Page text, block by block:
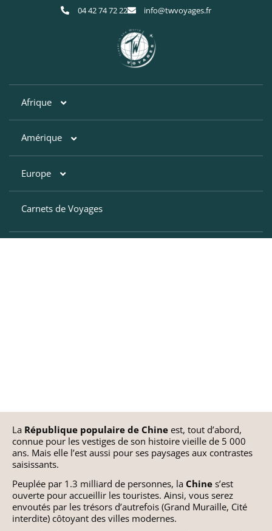
04 42 74 72 22 info@twvoyages.fr
Afrique
Afrique du Sud
Botswana
Egypte
Kenya
Seychelles
Tanzanie – Zanzibar
Amérique
Argentine
Bahamas
Brésil
Etats-Unis (Côte Est)
Etats-Unis (Côte Ouest)
Guatemala
Mexique
Europe
Croatie
Carnets de Voyages
La République populaire de Chine est, tout d’abord,
connue pour les vestiges de son histoire vieille de 5 000
ans. Mais elle l’est aussi pour ses paysages aux contrastes
saisissants.
​Peuplée par 1.3 milliard de personnes, la Chine s’est
ouverte pour accueillir les touristes. Ainsi, vous serez
envoutés par les trésors d’autrefois (Grand Muraille, Cité
interdite) côtoyant des villes modernes.